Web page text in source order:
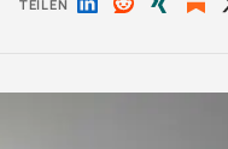
TEILEN Auf Auf Auf